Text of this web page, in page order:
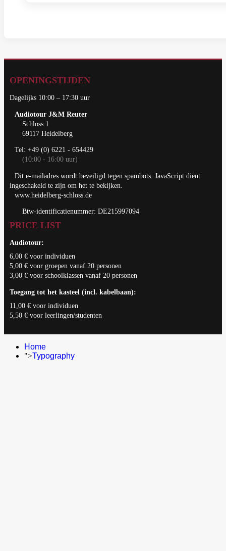
OPENINGSTIJDEN
Dagelijks 10:00 – 17:30 uur
Audiotour J&M Reuter
Schloss 1
69117 Heidelberg
Tel: +49 (0) 6221 - 654429
(10:00 - 16:00 uur)
Dit e-mailadres wordt beveiligd tegen spambots. JavaScript dient
ingeschakeld te zijn om het te bekijken.
www.heidelberg-schloss.de
Btw-identificatienummer: DE215997094
PRICE LIST
Audiotour:
6,00 € voor individuen
5,00 € voor groepen vanaf 20 personen
3,00 € voor schoolklassen vanaf 20 personen
Toegang tot het kasteel (incl. kabelbaan):
11,00 € voor individuen
5,50 € voor leerlingen/studenten
Home
">Typography